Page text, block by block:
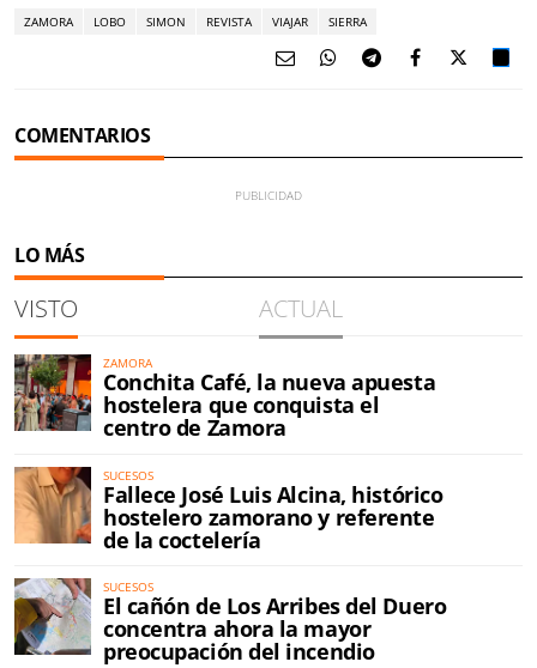
ZAMORA LOBO SIMON REVISTA VIAJAR SIERRA
COMENTARIOS
LO MÁS
VISTO ACTUAL
ZAMORA
Conchita Café, la nueva apuesta
hostelera que conquista el
centro de Zamora
SUCESOS
Fallece José Luis Alcina, histórico
hostelero zamorano y referente
de la coctelería
SUCESOS
El cañón de Los Arribes del Duero
concentra ahora la mayor
preocupación del incendio